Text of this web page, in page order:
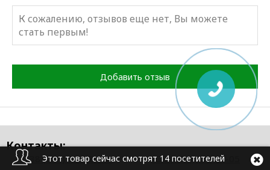
К сожалению, отзывов еще нет, Вы можете
стать первым!
Добавить отзыв
Контакты:
+38 (044) 585-29-41
+38 (093) 621-23-05
Этот товар сейчас смотрят 14 посетителей